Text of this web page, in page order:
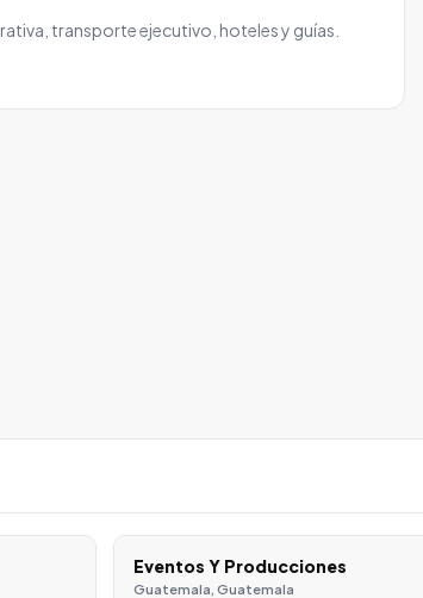
transporte ejecutivo, hoteles y guías.
Eventos Y Producciones
Guatemala, Guatemala